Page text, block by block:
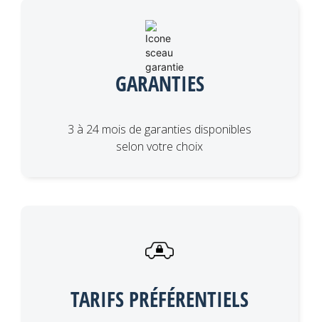
GARANTIES
3 à 24 mois de garanties disponibles
selon votre choix
TARIFS PRÉFÉRENTIELS